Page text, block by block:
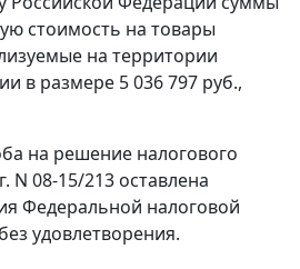
стоимость на товары
на территории
в размере 5 036 797 руб.,
на решение налогового
N 08-15/213 оставлена
Федеральной налоговой
удовлетворения.